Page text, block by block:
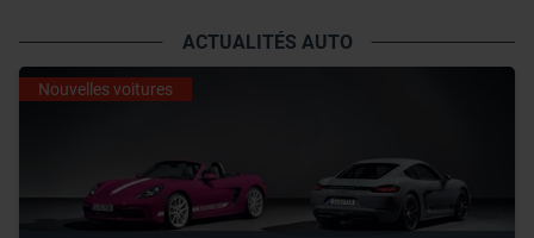
ACTUALITÉS AUTO
Nouvelles voitures